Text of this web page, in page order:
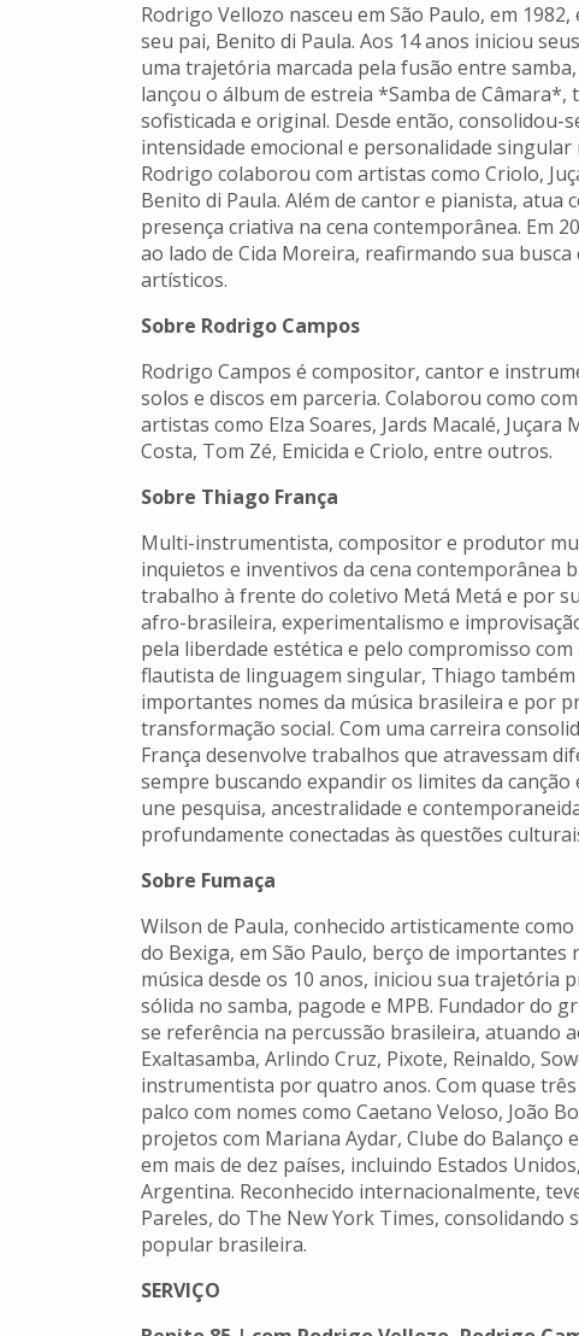
Rodrigo Vellozo nasceu em São Paulo, em
seu pai, Benito di Paula. Aos 14 anos iniciou
uma trajetória marcada pela fusão entre
lançou o álbum de estreia *Samba de
sofisticada e original. Desde então,
intensidade emocional e personalidade
Rodrigo colaborou com artistas como Criolo,
Benito di Paula. Além de cantor e pianista,
presença criativa na cena contemporânea. Em
ao lado de Cida Moreira, reafirmando sua
artísticos.
Sobre Rodrigo Campos
Rodrigo Campos é compositor, cantor e
solos e discos em parceria. Colaborou como
artistas como Elza Soares, Jards Macalé,
Costa, Tom Zé, Emicida e Criolo, entre outros.
Sobre Thiago França
Multi-instrumentista, compositor e produtor
inquietos e inventivos da cena contemporânea
trabalho à frente do coletivo Metá Metá e por
afro-brasileira, experimentalismo e
pela liberdade estética e pelo compromisso
flautista de linguagem singular, Thiago
importantes nomes da música brasileira e por
transformação social. Com uma carreira
França desenvolve trabalhos que atravessam
sempre buscando expandir os limites da
une pesquisa, ancestralidade e
profundamente conectadas às questões
Sobre Fumaça
Wilson de Paula, conhecido artisticamente
do Bexiga, em São Paulo, berço de
música desde os 10 anos, iniciou sua trajetória
sólida no samba, pagode e MPB. Fundador do
se referência na percussão brasileira, atuando
Exaltasamba, Arlindo Cruz, Pixote, Reinaldo,
instrumentista por quatro anos. Com quase
palco com nomes como Caetano Veloso, João
projetos com Mariana Aydar, Clube do Balanço
em mais de dez países, incluindo Estados
Argentina. Reconhecido internacionalmente,
Pareles, do The New York Times,
popular brasileira.
SERVIÇO